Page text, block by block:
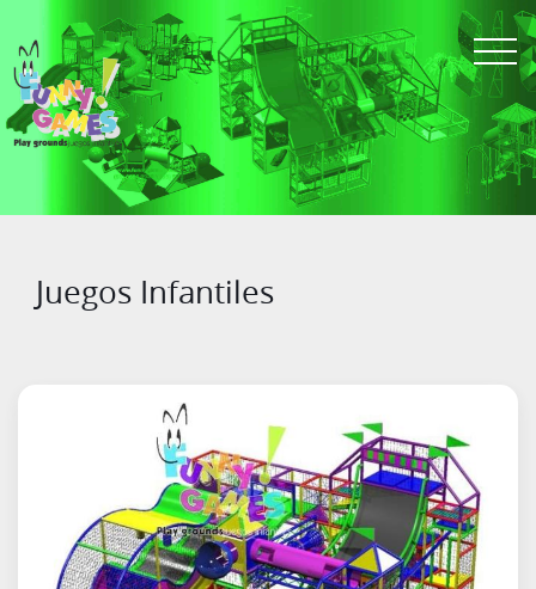
Juegos Infantiles